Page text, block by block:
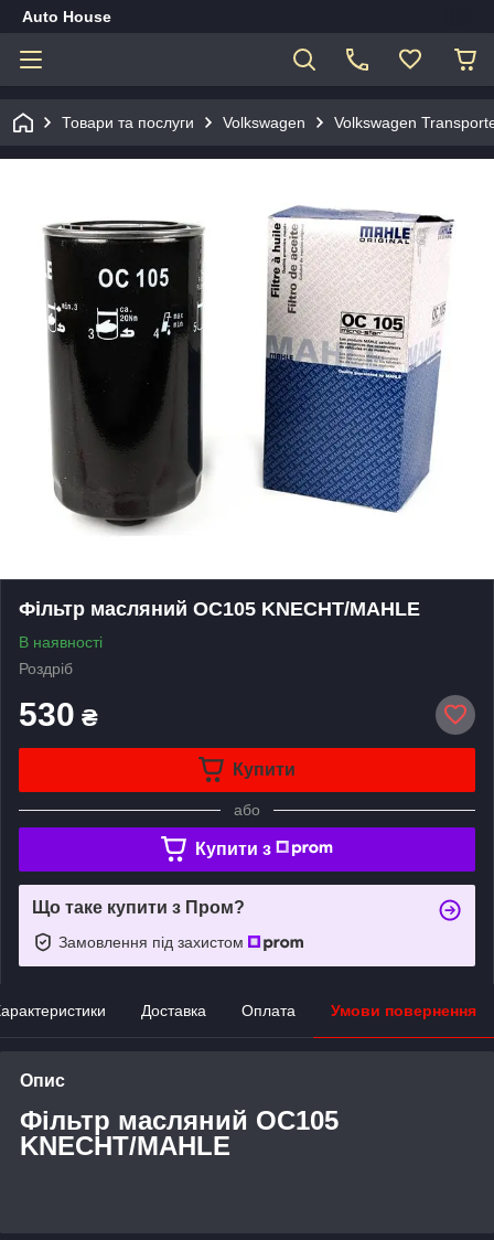
Auto House
Товари та послуги Volkswagen Volkswagen
Фільтр масляний OC105 KNECHT/MAHLE
В наявності
Роздріб
530 ₴
Купити
або
Купити з
Що таке купити з Пром?
Замовлення під захистом
Доставка Оплата Умови повернення
Опис
Фільтр масляний OC105
KNECHT/MAHLE